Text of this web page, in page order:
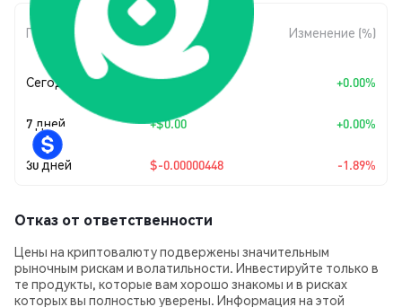
Период
Изменение
суммы
Изменение (%)
Сегодня +$0.00 +0.00%
7 дней +$0.00 +0.00%
30 дней $-0.00000448 -1.89%
Отказ от ответственности
Цены на криптовалюту подвержены значительным
рыночным рискам и волатильности. Инвестируйте только в
те продукты, которые вам хорошо знакомы и в рисках
которых вы полностью уверены. Информация на этой